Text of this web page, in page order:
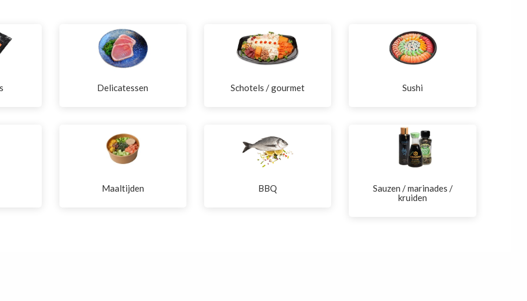
Delicatessen Schotels / gourmet Sushi
Maaltijden BBQ
Sauzen / marinades /
kruiden